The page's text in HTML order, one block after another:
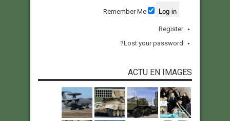
Register
Lost your password?
ACTU EN IMAGES